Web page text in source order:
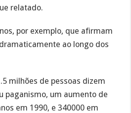
relatado.
por exemplo, que afirmam
ao longo dos
milhões de pessoas dizem
paganismo, um aumento de
em 1990, e 340000 em